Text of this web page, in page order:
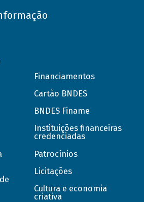
Financiamentos
Cartão BNDES
BNDES Finame
Instituições financeiras
credenciadas
Patrocínios
Licitações
Cultura e economia
criativa